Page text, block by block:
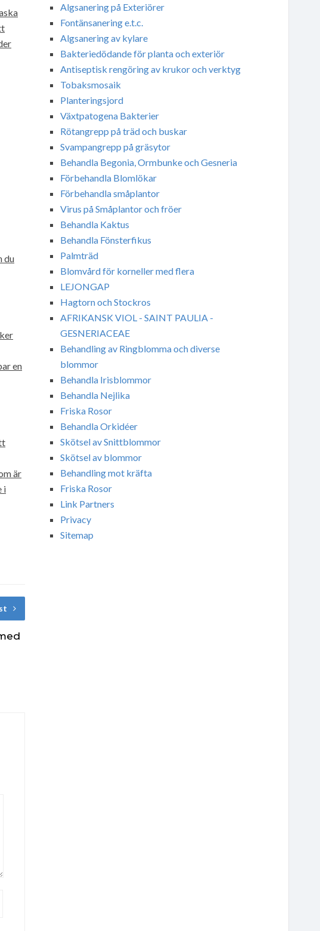
du
en
är
i
Algsanering på Exteriörer
Fontänsanering e.t.c.
Algsanering av kylare
Bakteriedödande för planta och exteriör
Antiseptisk rengöring av krukor och verktyg
Tobaksmosaik
Planteringsjord
Växtpatogena Bakterier
Rötangrepp på träd och buskar
Svampangrepp på gräsytor
Behandla Begonia, Ormbunke och Gesneria
Förbehandla Blomlökar
Förbehandla småplantor
Virus på Småplantor och fröer
Behandla Kaktus
Behandla Fönsterfikus
Palmträd
Blomvård för korneller med flera
LEJONGAP
Hagtorn och Stockros
AFRIKANSK VIOL - SAINT PAULIA -
GESNERIACEAE
Behandling av Ringblomma och diverse
blommor
Behandla Irisblommor
Behandla Nejlika
Friska Rosor
Behandla Orkidéer
Skötsel av Snittblommor
Skötsel av blommor
Behandling mot kräfta
Friska Rosor
Link Partners
Privacy
Sitemap